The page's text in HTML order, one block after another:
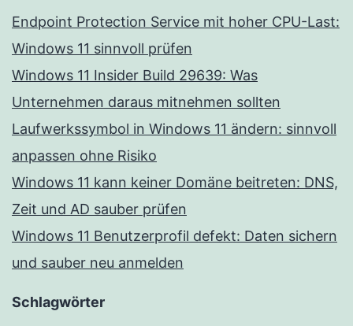
Endpoint Protection Service mit hoher CPU-Last:
Windows 11 sinnvoll prüfen
Windows 11 Insider Build 29639: Was
Unternehmen daraus mitnehmen sollten
Laufwerkssymbol in Windows 11 ändern: sinnvoll
anpassen ohne Risiko
Windows 11 kann keiner Domäne beitreten: DNS,
Zeit und AD sauber prüfen
Windows 11 Benutzerprofil defekt: Daten sichern
und sauber neu anmelden
Schlagwörter